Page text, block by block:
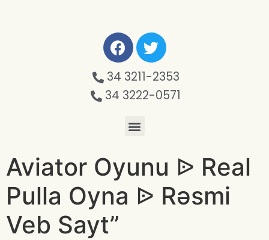
34 3211-2353
34 3222-0571
Aviator Oyunu ᐉ Real
Pulla Oyna ᐉ Rəsmi
Veb Sayt”